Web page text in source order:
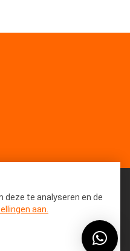
All Rights Reserved.
deze te analyseren en de
aan.